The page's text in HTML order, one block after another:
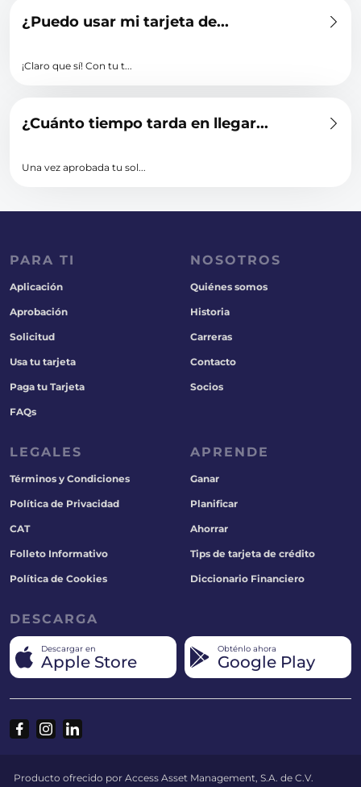
¿Puedo usar mi tarjeta de...
¡Claro que sí! Con tu t...
¿Cuánto tiempo tarda en llegar...
Una vez aprobada tu sol...
PARA TI
Aplicación
Aprobación
Solicitud
Usa tu tarjeta
Paga tu Tarjeta
FAQs
NOSOTROS
Quiénes somos
Historia
Carreras
Contacto
Socios
LEGALES
Términos y Condiciones
Política de Privacidad
CAT
Folleto Informativo
Política de Cookies
APRENDE
Ganar
Planificar
Ahorrar
Tips de tarjeta de crédito
Diccionario Financiero
DESCARGA
Descargar en
Apple Store
Obténlo ahora
Google Play
Producto ofrecido por Access Asset Management, S.A. de C.V.